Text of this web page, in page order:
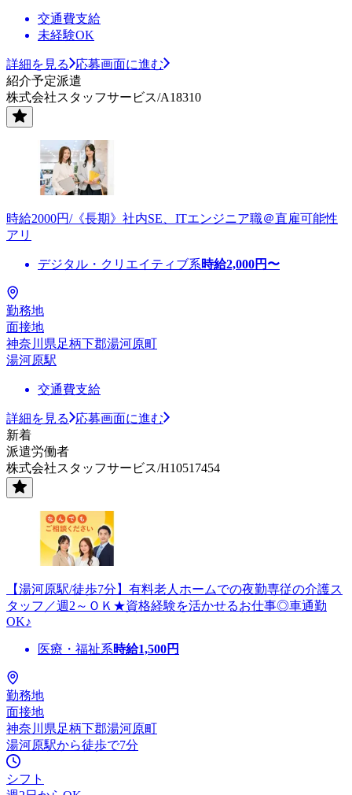
交通費支給
未経験OK
詳細を見る
応募画面に進む
紹介予定派遣
株式会社スタッフサービス/A18310
時給2000円/《長期》社内SE、ITエンジニア職＠直雇可能性
アリ
デジタル・クリエイティブ系時給2,000円〜
勤務地
面接地
神奈川県足柄下郡湯河原町
湯河原駅
交通費支給
詳細を見る
応募画面に進む
新着
派遣労働者
株式会社スタッフサービス/H10517454
【湯河原駅/徒歩7分】有料老人ホームでの夜勤専従の介護ス
タッフ／週2～ＯＫ★資格経験を活かせるお仕事◎車通勤
OK♪
医療・福祉系時給1,500円
勤務地
面接地
神奈川県足柄下郡湯河原町
湯河原駅から徒歩で7分
シフト